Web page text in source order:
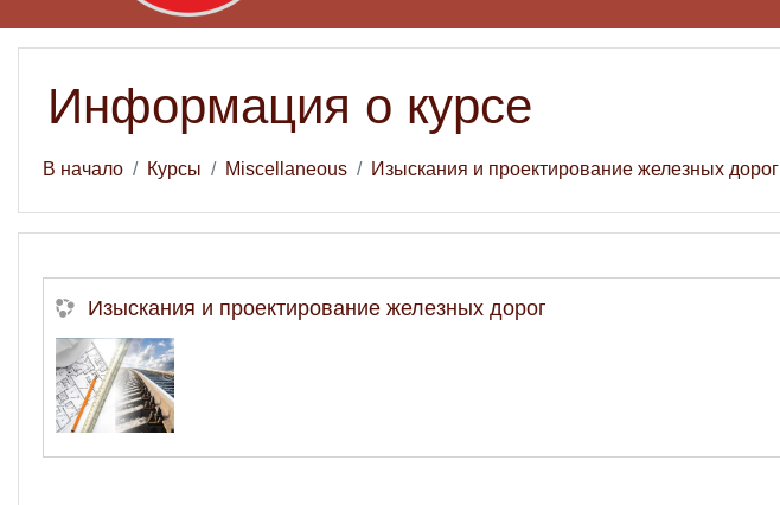
Информация о курсе
В начало Курсы Miscellaneous Изыскания и проектирование железных дорог
Изыскания и проектирование железных дорог